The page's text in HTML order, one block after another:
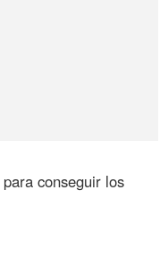
conseguir los